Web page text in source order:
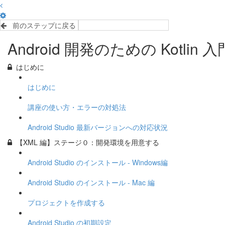
前のステップに戻る
Android 開発のための Kotlin 入
はじめに
はじめに
講座の使い方・エラーの対処法
Android Studio 最新バージョンへの対応状況
【XML 編】ステージ０：開発環境を用意する
Android Studio のインストール - Windows編
Android Studio のインストール - Mac 編
プロジェクトを作成する
Android Studio の初期設定